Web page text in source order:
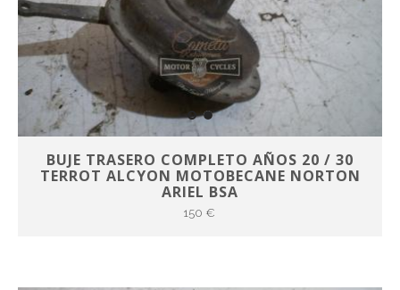
BUJE TRASERO COMPLETO AÑOS 20 / 30
TERROT ALCYON MOTOBECANE NORTON
ARIEL BSA
150 €